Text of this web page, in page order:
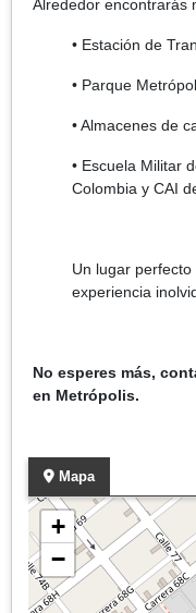
Alrededor encontrarás
• Estación de
• Parque
• Almacenes de
• Escuela Militar
Colombia y CAI
Un lugar
experiencia
No esperes más,
en Metrópolis.
Mapa
+
−